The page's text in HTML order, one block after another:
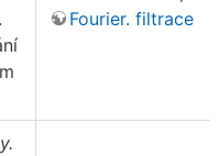
Fourier. filtrace